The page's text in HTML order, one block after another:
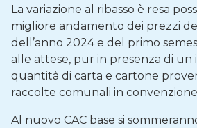
La variazione al ribasso è resa
migliore andamento dei prezzi
dell’anno 2024 e del primo
alle attese, pur in presenza di
quantità di carta e cartone
raccolte comunali in
Al nuovo CAC base si